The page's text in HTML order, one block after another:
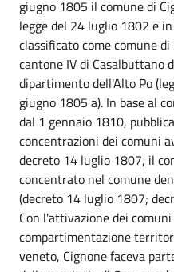
giugno 1805 il comune di
legge del 24 luglio 1802 e
classificato come comune
cantone IV di Casalbuttano
dipartimento dell'Alto Po
giugno 1805 a). In base al
dal 1 gennaio 1810,
concentrazioni dei comuni
decreto 14 luglio 1807, il
concentrato nel comune
(decreto 14 luglio 1807;
Con l'attivazione dei
compartimentazione
veneto, Cignone faceva